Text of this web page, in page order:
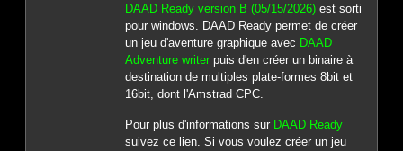
DAAD Ready version B (05/15/2026)est sorti
pour windows. DAAD Ready permet de créer
un jeu d'aventure graphique avec DAAD
Adventure writerpuis d'en créer un binaire à
destination de multiples plate-formes 8bit et
16bit, dont l'Amstrad CPC.
Pour plus d'informations sur DAAD Ready
suivez ce lien. Si vous voulez créer un jeu